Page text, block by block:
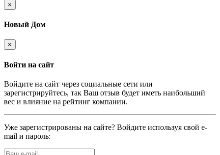
×
Новый Дом
×
Войти на сайт
Войдите на сайт через социальные сети или
зарегистрируйтесь, так Ваш отзыв будет иметь наибольший
вес и влияние на рейтинг компании.
Уже зарегистрированы на сайте? Войдите используя свой e-
mail и пароль: